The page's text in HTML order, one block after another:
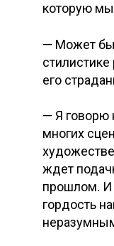
которую
— Может
его
— Я говорю
многих
ждет
прошлом. И
гордость